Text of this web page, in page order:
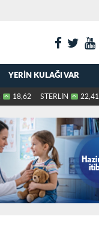
YERIN KULAĞI VAR
18,62 STERLİN 22,41